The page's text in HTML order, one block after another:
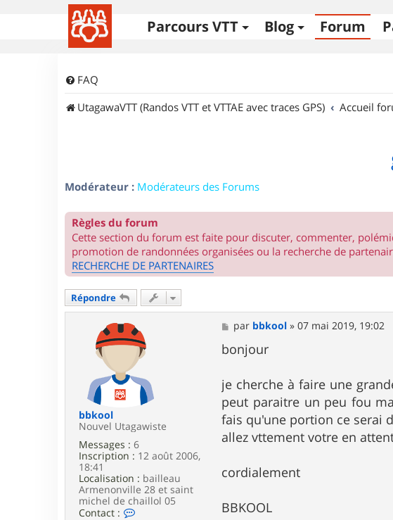
Parcours VTT Blog Forum
FAQ
UtagawaVTT (Randos VTT et VTTAE avec traces GPS)
Accueil
Modérateur : Modérateurs des Forums
Règles du forum
Cette section du forum est faite pour discuter, commenter,
promotion de randonnées organisées ou la recherche de
RECHERCHE DE PARTENAIRES
Répondre
bbkool
Nouvel Utagawiste
Messages : 6
Inscription : 12 août 2006,
18:41
Localisation : bailleau
Armenonville 28 et saint
michel de chaillol 05
Contact :
M
e
s
s
g
e
par bbkool »07 mai 2019, 19:02
bonjour
je cherche à faire une
peut paraitre un peu fou
fais qu'une portion ce serai
allez vttement votre en
cordialement
BBKOOL